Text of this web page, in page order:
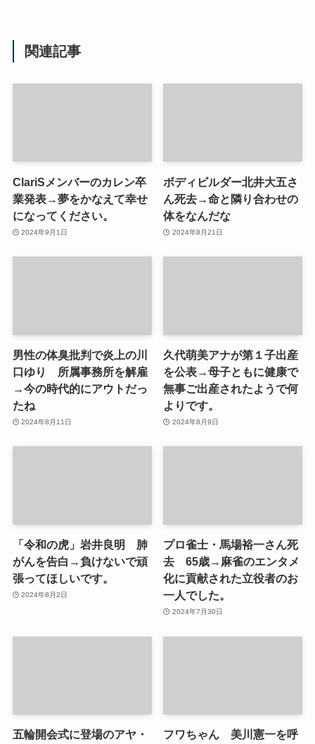
関連記事
ClariSメンバーのカレン卒
業発表→夢をかなえて幸せ
になってください。
2024年9月1日
ボディビルダー北井大五さ
ん死去→命と隣り合わせの
体をなんだな
2024年8月21日
男性の体臭批判で炎上の川
口ゆり 所属事務所を解雇
→今の時代的にアウトだっ
たね
2024年8月11日
久代萌美アナが第１子出産
を公表→母子ともに健康で
無事ご出産されたようで何
よりです。
2024年8月9日
「令和の虎」岩井良明 肺
がんを告白→負けないで頑
張ってほしいです。
2024年8月2日
プロ雀士・馬場裕一さん死
去 65歳→麻雀のエンタメ
化に貢献された立役者のお
一人でした。
2024年7月30日
五輪開会式に登場のアヤ・
フワちゃん 美川憲一を呼